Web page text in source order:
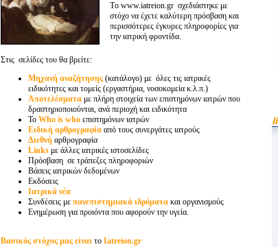
Tο www.iatreion.gr σχεδιάστηκε με
στόχο να έχετε καλύτερη πρόσβαση και
περισσότερες έγκυρες πληροφορίες για
την ιατρική φροντίδα.
Στις σελίδες του θα βρείτε:
Μηχανή αναζήτησης (κατάλογο) με όλες τις ιατρικές
ειδικότητες και τομείς (εργαστήρια, νοσοκομεία κ.λ.π.)
Αποτελέσματα με πλήρη στοιχεία των επιστημόνων ιατρών που
δραστηριοποιούνται, ανά περιοχή και ειδικότητα
Το Who is who επιστημόνων ιατρών
Ειδική αρθρογραφία από τους συνεργάτες ιατρούς
Διεθνή αρθρογραφία
Links με άλλες ιατρικές ιστοσελίδες
Πρόσβαση σε τράπεζες πληροφοριών
Βάσεις ιατρικών δεδομένων
Εκδόσεις
Ιατρικά νέα
Συνδέσεις με πανεπιστημιακά ιδρύματα και οργανισμούς
Ενημέρωση για προιόντα που αφορούν την υγεία.
Βασικός στόχος μας είναι το Iatreion.gr